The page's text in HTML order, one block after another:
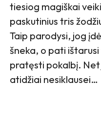
tiesiog magiškai
paskutinius tris
Taip parodysi, jog
šneka, o pati
pratęsti pokalbį. Net
atidžiai nesiklausei…